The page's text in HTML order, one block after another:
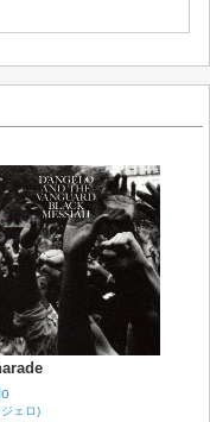
ェロ)